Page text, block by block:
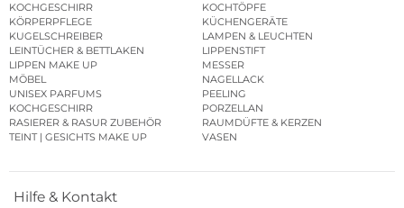
KOCHGESCHIRR
KOCHTÖPFE
KÖRPERPFLEGE
KÜCHENGERÄTE
KUGELSCHREIBER
LAMPEN & LEUCHTEN
LEINTÜCHER & BETTLAKEN
LIPPENSTIFT
LIPPEN MAKE UP
MESSER
MÖBEL
NAGELLACK
UNISEX PARFUMS
PEELING
KOCHGESCHIRR
PORZELLAN
RASIERER & RASUR ZUBEHÖR
RAUMDÜFTE & KERZEN
TEINT | GESICHTS MAKE UP
VASEN
Hilfe & Kontakt